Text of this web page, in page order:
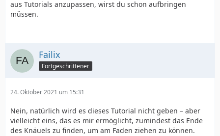
aus Tutorials anzupassen, wirst du schon aufbringen
müssen.
Failix
Fortgeschrittener
24. Oktober 2021 um 15:31
Nein, natürlich wird es dieses Tutorial nicht geben – aber
vielleicht eins, das es mir ermöglicht, zumindest das Ende
des Knäuels zu finden, um am Faden ziehen zu können.